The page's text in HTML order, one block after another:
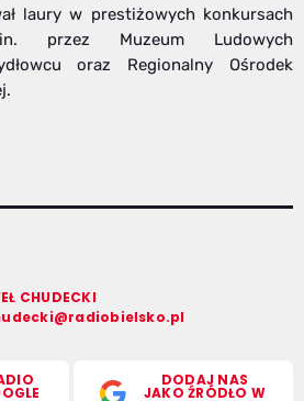
laury w prestiżowych konkursach
przez Muzeum Ludowych
oraz Regionalny Ośrodek
CHUDECKI
DODAJ NAS
JAKO ŹRÓDŁO W